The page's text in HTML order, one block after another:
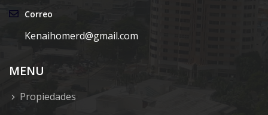
Correo
Kenaihomerd@gmail.com
MENU
Propiedades